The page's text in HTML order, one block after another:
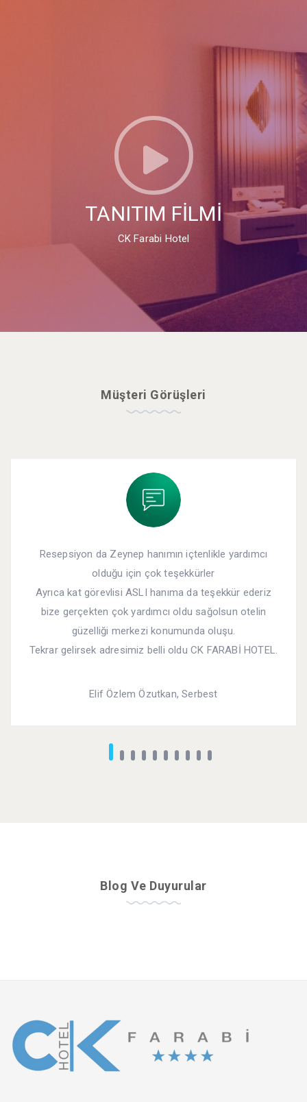
TANITIM FİLMİ
CK Farabi Hotel
Müşteri Görüşleri
Resepsiyon da Zeynep hanımın içtenlikle yardımcı
olduğu için çok teşekkürler
Ayrıca kat görevlisi ASLI hanıma da teşekkür ederiz
bize gerçekten çok yardımcı oldu sağolsun otelin
güzelliği merkezi konumunda oluşu.
Tekrar gelirsek adresimiz belli oldu CK FARABİ HOTEL.
Elif Özlem Özutkan, Serbest
Blog Ve Duyurular